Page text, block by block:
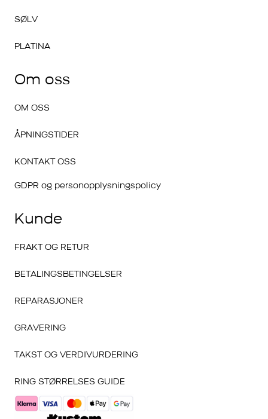
SØLV
PLATINA
Om oss
OM OSS
ÅPNINGSTIDER
KONTAKT OSS
GDPR og personopplysningspolicy
Kunde
FRAKT OG RETUR
BETALINGSBETINGELSER
REPARASJONER
GRAVERING
TAKST OG VERDIVURDERING
RING STØRRELSES GUIDE